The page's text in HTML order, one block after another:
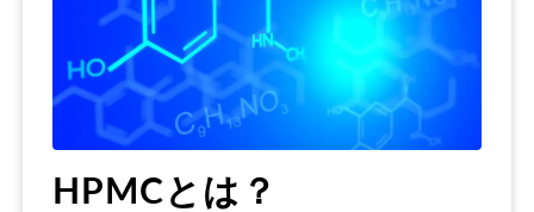
HPMCとは？